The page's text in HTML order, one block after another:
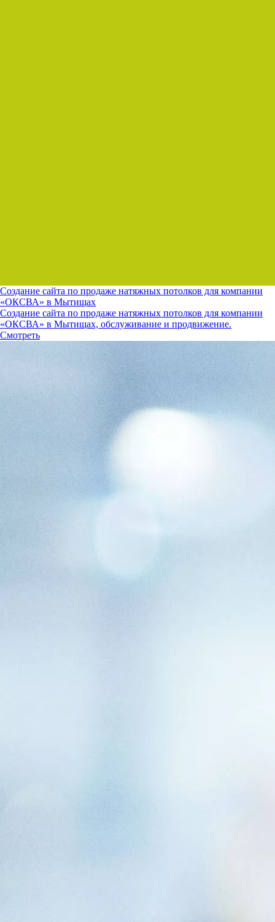
Создание сайта по продаже натяжных потолков для компании
«ОКСВА» в Мытищах
Создание сайта по продаже натяжных потолков для компании
«ОКСВА» в Мытищах, обслуживание и продвижение.
Смотреть